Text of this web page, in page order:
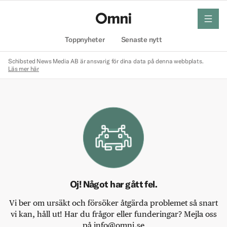
Toppnyheter Senaste nytt
meny
Schibsted News Media AB är ansvarig för dina data på denna webbplats.
Läs mer här
Oj! Något har gått fel.
Vi ber om ursäkt och försöker åtgärda problemet så snart
vi kan, håll ut! Har du frågor eller funderingar? Mejla oss